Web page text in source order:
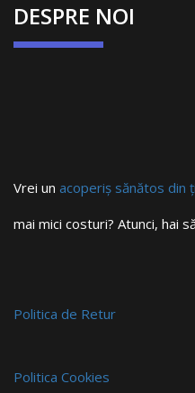
DESPRE NOI
Vrei un acoperiș sănătos din
mai mici costuri? Atunci, hai
Politica de Retur
Politica Cookies